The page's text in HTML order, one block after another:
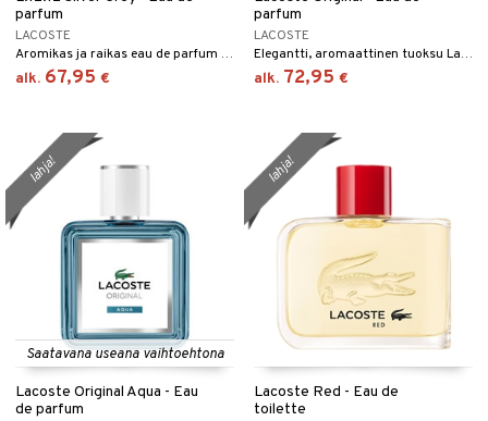
parfum
LACOSTE
Aromikas ja raikas eau de parfum Lacostelta.
alk. 67,95 €
parfum
LACOSTE
Elegantti, aromaattinen tuoksu Lacostelta.
alk. 72,95 €
Saatavana useana vaihtoehtona
Lacoste Original Aqua - Eau
de parfum
lahja!
Lacoste Red - Eau de
toilette
lahja!